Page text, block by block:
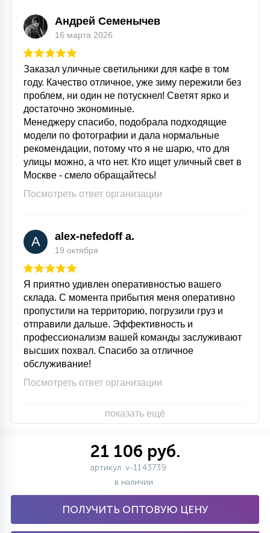
Андрей Семенычев
16 марта 2026
Заказал уличные светильники для кафе в том
году. Качество отличное, уже зиму пережили без
проблем, ни один не потускнел! Светят ярко и
достаточно экономиные.
Менеджеру спасибо, подобрала подходящие
модели по фотографии и дала нормальные
рекомендации, потому что я не шарю, что для
улицы можно, а что нет. Кто ищет уличный свет в
Москве - смело обращайтесь!
Посмотреть ответ организации
A alex-nefedoff a.
19 октября
Я приятно удивлен оперативностью вашего
склада. С момента прибытия меня оперативно
пропустили на территорию, погрузили груз и
отправили дальше. Эффективность и
профессионализм вашей команды заслуживают
высших похвал. Спасибо за отличное
обслуживание!
Посмотреть ответ организации
показать ещё
21 106 руб.
артикул: v-1143739
в наличии
ПОЛУЧИТЬ ОПТОВУЮ ЦЕНУ